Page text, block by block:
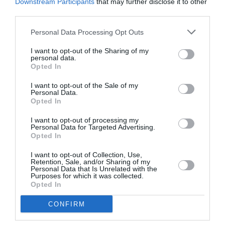
Personal Data Processing Opt Outs
I want to opt-out of the Sharing of my
personal data.
Opted In
I want to opt-out of the Sale of my
Personal Data.
Opted In
I want to opt-out of processing my
Personal Data for Targeted Advertising.
Opted In
I want to opt-out of Collection, Use,
Retention, Sale, and/or Sharing of my
Personal Data that Is Unrelated with the
Purposes for which it was collected.
Opted In
CONFIRM